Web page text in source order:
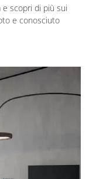
e scopri di più sui
e conosciuto